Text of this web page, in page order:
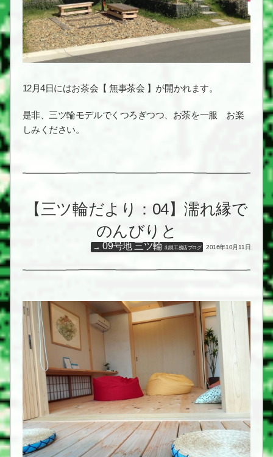
12月4日にはお茶会【 無事茶会 】が開かれます。
是非、三ツ輪モデルでくつろぎつつ、お茶を一服 お楽
しみください。
【三ツ輪だより：04】濡れ縁で
のんびりと
09号地 三ツ輪 出展工務店ブログ 2016年10月11日